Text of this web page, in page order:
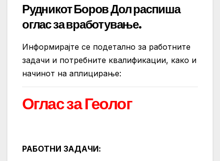
Рудникот Боров Дол распиша
оглас за вработување.
Информирајте се подетално за работните
задачи и потребните квалификации, како и
начинот на аплицирање:
Оглас за Геолог
РАБОТНИ ЗАДАЧИ: